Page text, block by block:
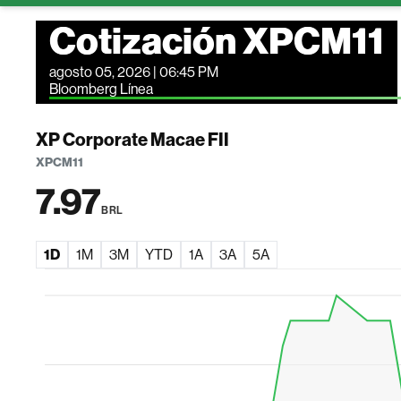
Cotización XPCM11
agosto 05, 2026 | 06:45 PM
Bloomberg Línea
XP Corporate Macae FII
XPCM11
7.97BRL
1D 1M 3M YTD 1A 3A 5A